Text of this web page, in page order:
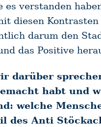
es verstanden
diesen
darum den
das Positive
darüber
habt und
welche
des Anti